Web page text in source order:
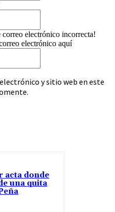
electrónico incorrecta!
electrónico aquí
y sitio web en este
acta donde
una quita